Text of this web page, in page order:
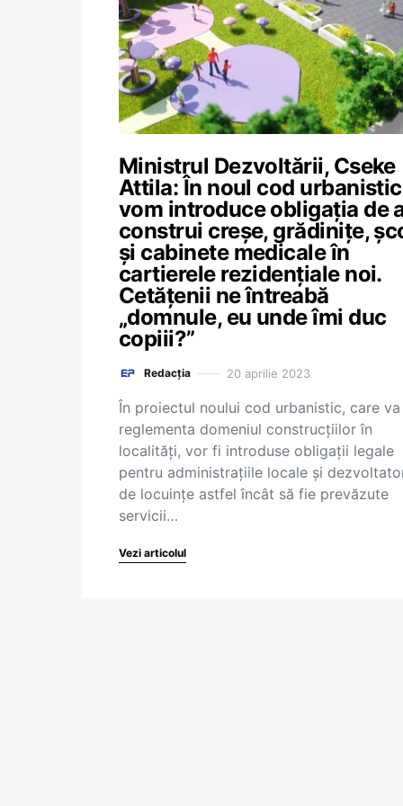
Ministrul Dezvoltării, Cseke
Attila: În noul cod urbanistic
vom introduce obligația de
construi creșe, grădinițe,
și cabinete medicale în
cartierele rezidențiale noi.
Cetățenii ne întreabă
„domnule, eu unde îmi duc
copiii?”
Redacția 20 aprilie 2023
În proiectul noului cod urbanistic, care va
reglementa domeniul construcțiilor în
localități, vor fi introduse obligații legale
pentru administrațiile locale și
de locuințe astfel încât să fie prevăzute
servicii…
Vezi articolul